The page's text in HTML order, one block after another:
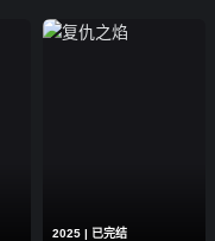
2025 | 已完结